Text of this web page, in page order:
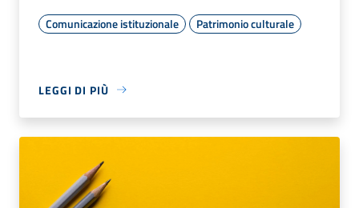
Comunicazione istituzionale Patrimonio culturale
LEGGI DI PIÙ